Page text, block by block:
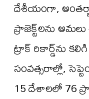
దేశీయంగా,
ప్రాజెక్ట్‌లను
ట్రాక్ రికార్డ్‌ను
సంవత్సరాల్లో,
15 దేశాలలో 76